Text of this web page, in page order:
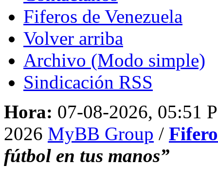
Fiferos de Venezuela
Volver arriba
Archivo (Modo simple)
Sindicación RSS
Hora: 07-08-2026, 05:51
2026 MyBB Group /
fútbol en tus manos”